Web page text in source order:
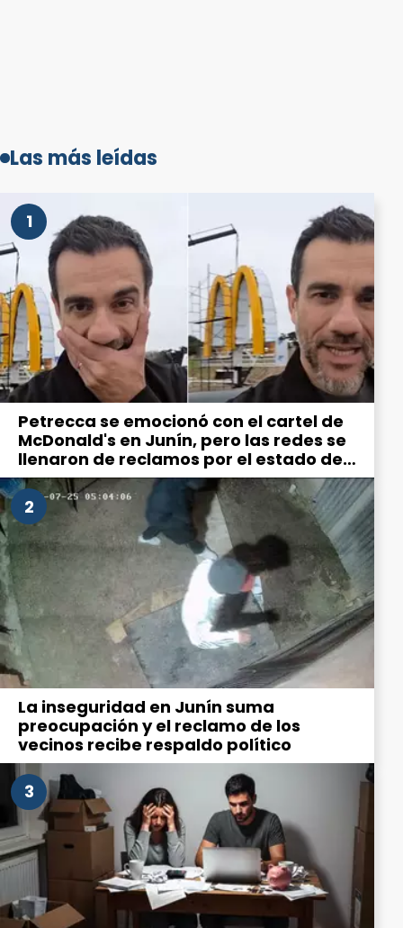
Las más leídas
1
Petrecca se emocionó con el cartel de
McDonald's en Junín, pero las redes se
llenaron de reclamos por el estado de
la ciudad
2
La inseguridad en Junín suma
preocupación y el reclamo de los
vecinos recibe respaldo político
3